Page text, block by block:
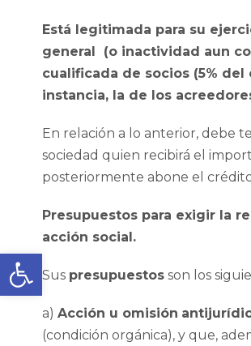
Abrir barra de herramientas
Está legitimada para su
general (o inactividad aun
cualificada de socios (5%
instancia, la de los
En relación a lo anterior, debe
sociedad quien recibirá el
posteriormente abone el
Presupuestos para exigir la
acción social.
Sus presupuestos son los
a) Acción u omisión
(condición orgánica), y que,